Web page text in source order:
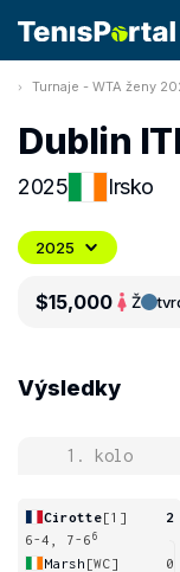
Turnaje - WTA ženy
Dublin
2025 Irsko
2025
$15,000 Ž
Výsledky
1. kolo
Cirotte[1]
2
6-4, 7-6 6
Marsh [WC] 0